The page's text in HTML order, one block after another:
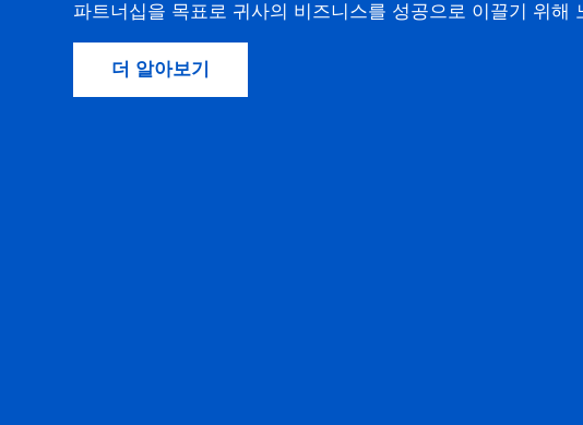
파트너십을 목표로 귀사의 비즈니스를 성공으로 이끌기 위해
더 알아보기